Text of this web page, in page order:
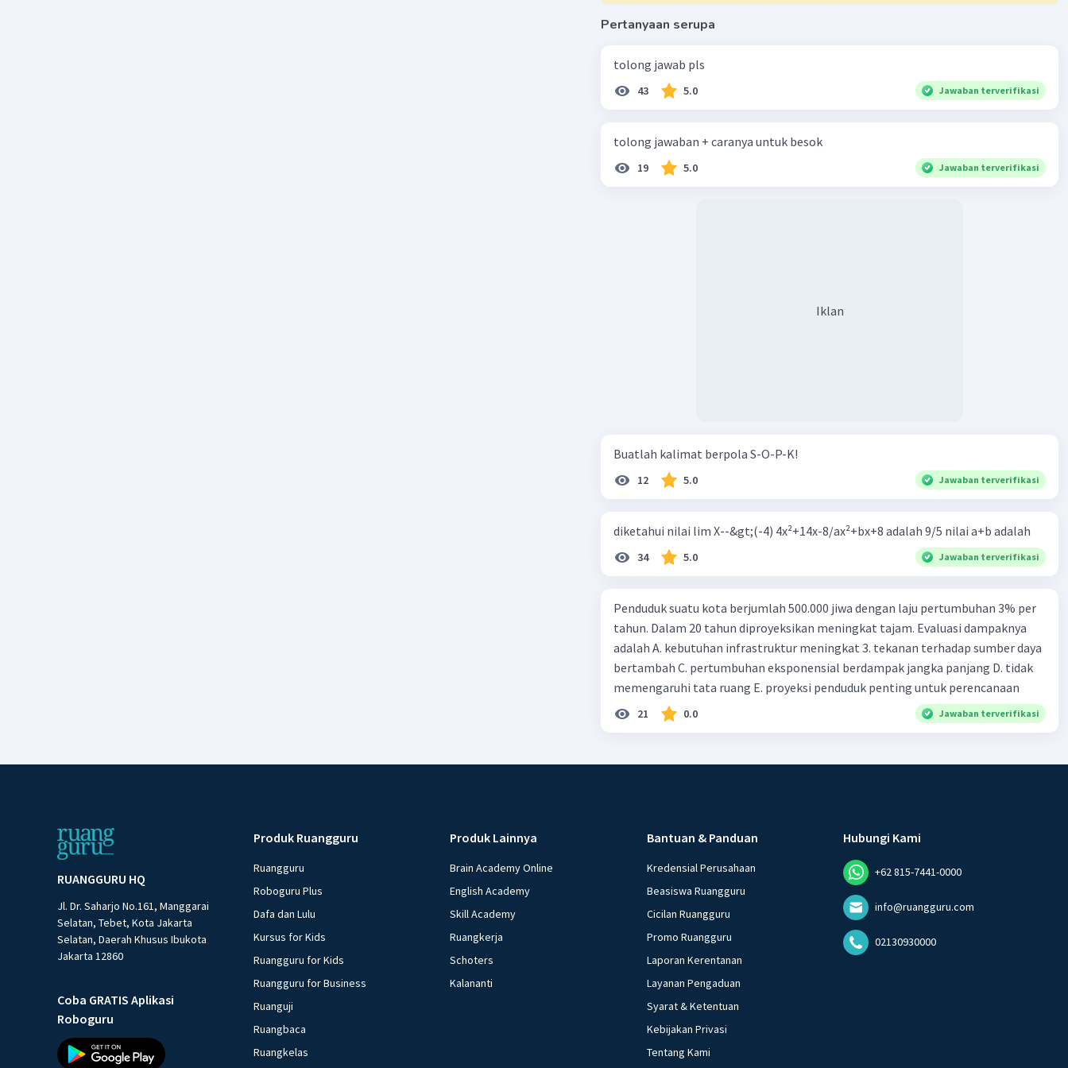
Pertanyaan serupa
tolong jawab pls
43 5.0 Jawaban terverifikasi
tolong jawaban + caranya untuk besok
19 5.0 Jawaban terverifikasi
Iklan
Buatlah kalimat berpola S-O-P-K!
12 5.0 Jawaban terverifikasi
diketahui nilai lim X--&gt;(-4) 4x²+14x-8/ax²+bx+8 adalah 9/5 nilai a+b adalah
34 5.0 Jawaban terverifikasi
Penduduk suatu kota berjumlah 500.000 jiwa dengan laju pertumbuhan 3% per
tahun. Dalam 20 tahun diproyeksikan meningkat tajam. Evaluasi dampaknya
adalah A. kebutuhan infrastruktur meningkat 3. tekanan terhadap sumber daya
bertambah C. pertumbuhan eksponensial berdampak jangka panjang D. tidak
memengaruhi tata ruang E. proyeksi penduduk penting untuk perencanaan
21 0.0 Jawaban terverifikasi
RUANGGURU HQ
Jl. Dr. Saharjo No.161, Manggarai
Selatan, Tebet, Kota Jakarta
Selatan, Daerah Khusus Ibukota
Jakarta 12860
Coba GRATIS Aplikasi
Roboguru
Produk Ruangguru
Ruangguru
Roboguru Plus
Dafa dan Lulu
Kursus for Kids
Ruangguru for Kids
Ruangguru for Business
Ruanguji
Ruangbaca
Ruangkelas
Produk Lainnya
Brain Academy Online
English Academy
Skill Academy
Ruangkerja
Schoters
Kalananti
Bantuan & Panduan
Kredensial Perusahaan
Beasiswa Ruangguru
Cicilan Ruangguru
Promo Ruangguru
Laporan Kerentanan
Layanan Pengaduan
Syarat & Ketentuan
Kebijakan Privasi
Tentang Kami
Hubungi Kami
+62 815-7441-0000
info@ruangguru.com
02130930000